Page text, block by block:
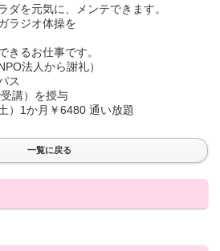
を元気に、メンテできます。
ラジオ体操を
るお仕事です。
法人から謝礼）
ス
講）を授与
）1か月￥6480 通い放題
一覧に戻る